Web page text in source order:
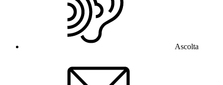
Ascolta